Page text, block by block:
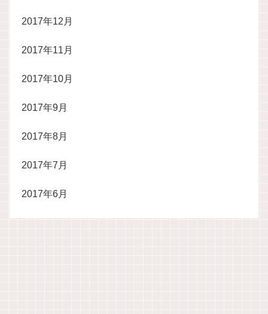
2017年12月
2017年11月
2017年10月
2017年9月
2017年8月
2017年7月
2017年6月